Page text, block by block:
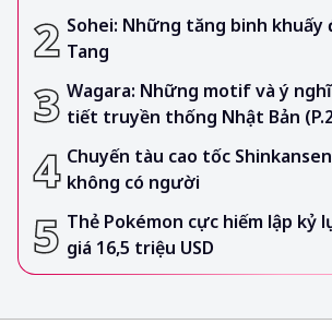
Sohei: Những tăng binh khuấy
Tang
Wagara: Những motif và ý
tiết truyền thống Nhật Bản
Chuyến tàu cao tốc
không có người
Thẻ Pokémon cực hiếm lập kỷ
giá 16,5 triệu USD